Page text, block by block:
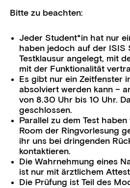
Bitte zu beachten:
Jeder Student*in hat nur
haben jedoch auf der ISIS
Testklausur angelegt, mit
mit der Funktionalität
Es gibt nur ein Zeitfenster
absolviert werden kann –
von 8.30 Uhr bis 10 Uhr.
geschlossen.
Parallel zu dem Test
Room der Ringvorlesung
ihr uns bei dringenden
kontaktieren.
Die Wahrnehmung eines
ist nur mit ärztlichem
Die Prüfung ist Teil des